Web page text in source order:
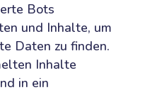
Bots
und Inhalte, um
Daten zu finden.
Inhalte
in ein